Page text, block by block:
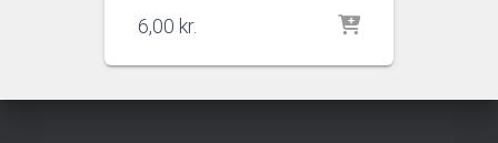
6,00 kr.